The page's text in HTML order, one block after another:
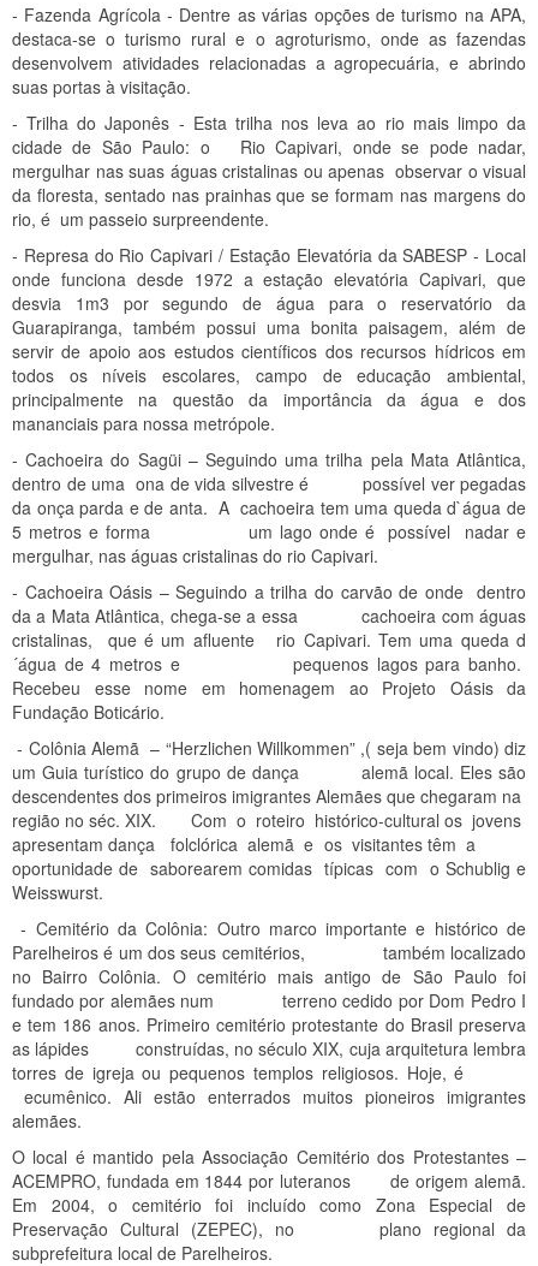
- Fazenda Agrícola - Dentre as várias opções de turismo na APA,
destaca-se o turismo rural e o agroturismo, onde as fazendas
desenvolvem atividades relacionadas a agropecuária, e abrindo
suas portas à visitação.
- Trilha do Japonês - Esta trilha nos leva ao rio mais limpo da
cidade de São Paulo: o Rio Capivari, onde se pode nadar,
mergulhar nas suas águas cristalinas ou apenas observar o visual
da floresta, sentado nas prainhas que se formam nas margens do
rio, é um passeio surpreendente.
- Represa do Rio Capivari / Estação Elevatória da SABESP - Local
onde funciona desde 1972 a estação elevatória Capivari, que
desvia 1m3 por segundo de água para o reservatório da
Guarapiranga, também possui uma bonita paisagem, além de
servir de apoio aos estudos científicos dos recursos hídricos em
todos os níveis escolares, campo de educação ambiental,
principalmente na questão da importância da água e dos
mananciais para nossa metrópole.
- Cachoeira do Sagüi – Seguindo uma trilha pela Mata Atlântica,
dentro de uma ona de vida silvestre é possível ver pegadas
da onça parda e de anta. A cachoeira tem uma queda d`água de
5 metros e forma um lago onde é possível nadar e
mergulhar, nas águas cristalinas do rio Capivari.
- Cachoeira Oásis – Seguindo a trilha do carvão de onde dentro
da a Mata Atlântica, chega-se a essa cachoeira com águas
cristalinas, que é um afluente rio Capivari. Tem uma queda d
´água de 4 metros e pequenos lagos para banho.
Recebeu esse nome em homenagem ao Projeto Oásis da
Fundação Boticário.
- Colônia Alemã – “Herzlichen Willkommen” ,( seja bem vindo) diz
um Guia turístico do grupo de dança alemã local. Eles são
descendentes dos primeiros imigrantes Alemães que chegaram na
região no séc. XIX. Com o roteiro histórico-cultural os jovens
apresentam dança folclórica alemã e os visitantes têm a
oportunidade de saborearem comidas típicas com o Schublig e
Weisswurst.
- Cemitério da Colônia: Outro marco importante e histórico de
Parelheiros é um dos seus cemitérios, também localizado
no Bairro Colônia. O cemitério mais antigo de São Paulo foi
fundado por alemães num terreno cedido por Dom Pedro I
e tem 186 anos. Primeiro cemitério protestante do Brasil preserva
as lápides construídas, no século XIX, cuja arquitetura lembra
torres de igreja ou pequenos templos religiosos. Hoje, é
ecumênico. Ali estão enterrados muitos pioneiros imigrantes
alemães.
O local é mantido pela Associação Cemitério dos Protestantes –
ACEMPRO, fundada em 1844 por luteranos de origem alemã.
Em 2004, o cemitério foi incluído como Zona Especial de
Preservação Cultural (ZEPEC), no plano regional da
subprefeitura local de Parelheiros.